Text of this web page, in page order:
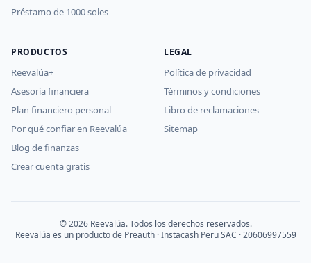
Préstamo de 1000 soles
PRODUCTOS
Reevalúa+
Asesoría financiera
Plan financiero personal
Por qué confiar en Reevalúa
Blog de finanzas
Crear cuenta gratis
LEGAL
Política de privacidad
Términos y condiciones
Libro de reclamaciones
Sitemap
© 2026 Reevalúa. Todos los derechos reservados.
Reevalúa es un producto de Preauth· Instacash Peru SAC · 20606997559